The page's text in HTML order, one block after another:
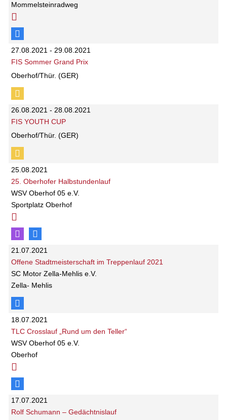
Mommelsteinradweg
27.08.2021 - 29.08.2021
FIS Sommer Grand Prix
Oberhof/Thür. (GER)
26.08.2021 - 28.08.2021
FIS YOUTH CUP
Oberhof/Thür. (GER)
25.08.2021
25. Oberhofer Halbstundenlauf
WSV Oberhof 05 e.V.
Sportplatz Oberhof
21.07.2021
Offene Stadtmeisterschaft im Treppenlauf 2021
SC Motor Zella-Mehlis e.V.
Zella- Mehlis
18.07.2021
TLC Crosslauf „Rund um den Teller“
WSV Oberhof 05 e.V.
Oberhof
17.07.2021
Rolf Schumann – Gedächtnislauf